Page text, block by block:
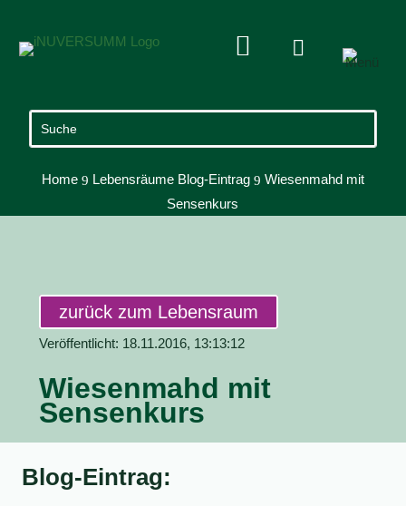
 
Home 9 Lebensräume Blog-Eintrag 9 Wiesenmahd mit
Sensenkurs
zurück zum Lebensraum
Veröffentlicht: 18.11.2016, 13:13:12
Wiesenmahd mit
Sensenkurs
Blog-Eintrag: